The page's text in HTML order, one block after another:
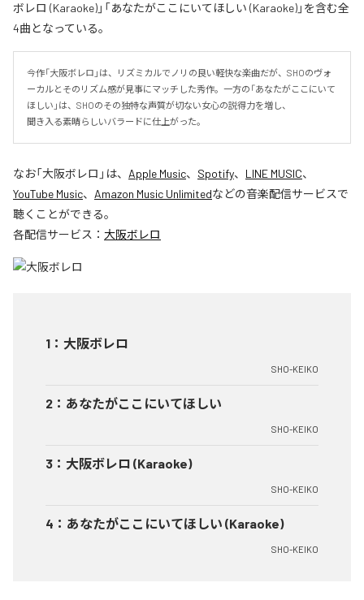
ボレロ (Karaoke)」「あなたがここにいてほしい (Karaoke)」を含む全
4曲となっている。
今作「大阪ボレロ」は、リズミカルでノリの良い軽快な楽曲だが、SHOのヴォ
ーカルとそのリズム感が見事にマッチした秀作。一方の「あなたがここにいて
ほしい」は、SHOのその独特な声質が切ない女心の説得力を増し、
聞き入る素晴らしいバラードに仕上がった。
なお「大阪ボレロ 」は、 Apple Music、 Spotify、 LINE MUSIC、
YouTube Music、 Amazon Music Unlimitedなどの音楽配信サービスで
聴くことができる。
各配信サービス： 大阪ボレロ
1 ： 大阪ボレロ
SHO-KEIKO
2 ： あなたがここにいてほしい
SHO-KEIKO
3 ： 大阪ボレロ (Karaoke)
SHO-KEIKO
4 ： あなたがここにいてほしい (Karaoke)
SHO-KEIKO